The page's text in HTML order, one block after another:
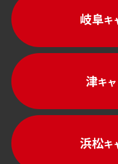
岐阜キ
津キ
浜松キ